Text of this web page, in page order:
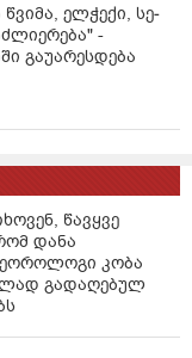
ელ­ჭე­ქი, სე­
-
გაუარესდება
წავყვე
დანა
კობა
გადაღებულ